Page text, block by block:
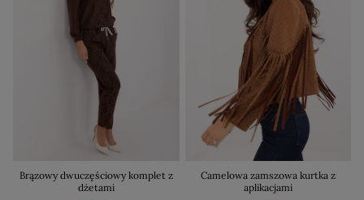
Brązowy dwuczęściowy komplet z
dżetami
Camelowa zamszowa kurtka z
aplikacjami